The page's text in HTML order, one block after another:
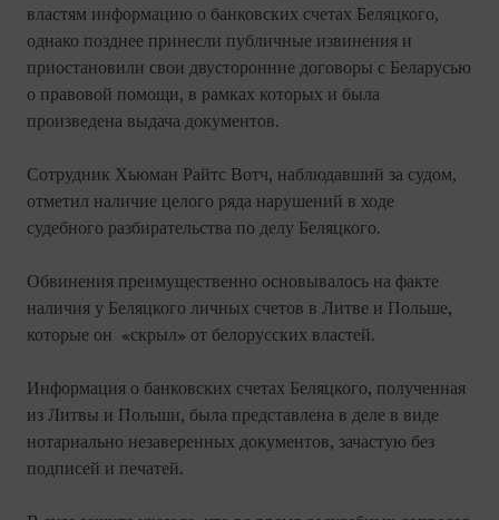
властям информацию о банковских счетах Беляцкого,
однако позднее принесли публичные извинения и
приостановили свои двусторонние договоры с Беларусью
о правовой помощи, в рамках которых и была
произведена выдача документов.
Сотрудник Хьюман Райтс Вотч, наблюдавший за судом,
отметил наличие целого ряда нарушений в ходе
судебного разбирательства по делу Беляцкого.
Обвинения преимущественно основывалось на факте
наличия у Беляцкого личных счетов в Литве и Польше,
которые он «скрыл» от белорусских властей.
Информация о банковских счетах Беляцкого, полученная
из Литвы и Польши, была представлена в деле в виде
нотариально незаверенных документов, зачастую без
подписей и печатей.